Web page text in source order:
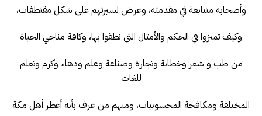
وأصحابه متتابعة في مقدمته، وعرض لسيرتهم على شكل مقتطفات،
وكيف تميزوا في الحكم والأمثال التى نطقوا بها، وكافة مناحي الحياة
من طب و شعر وخطابة وتجارة وصناعة وعلم ودهاء وكرم وتعلم
للغات
المختلفة ومكافحة المحسوبيات، ومنهم من عرف بأنه أعطر أهل مكة